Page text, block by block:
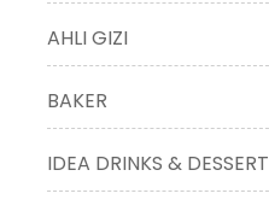
AHLI GIZI
BAKER
IDEA DRINKS & DESSERT